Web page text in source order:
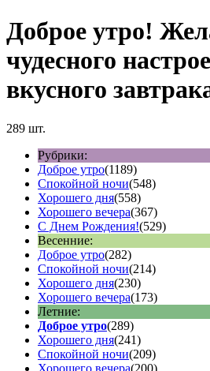
Доброе утро!
чудесного
вкусного
289 шт.
Рубрики:
Доброе утро(1189)
Спокойной ночи(548)
Хорошего дня(558)
Хорошего вечера(367)
С Днем Рождения!(529)
Весенние:
Доброе утро(282)
Спокойной ночи(214)
Хорошего дня(230)
Хорошего вечера(173)
Летние:
Доброе утро(289)
Хорошего дня(241)
Спокойной ночи(209)
Хорошего вечера(200)